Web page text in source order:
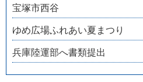
宝塚市西谷
ゆめ広場ふれあい夏まつり
兵庫陸運部へ書類提出